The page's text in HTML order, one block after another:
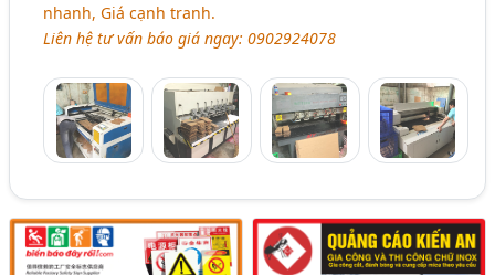
nhanh, Giá cạnh tranh.
Liên hệ tư vấn báo giá ngay: 0902924078